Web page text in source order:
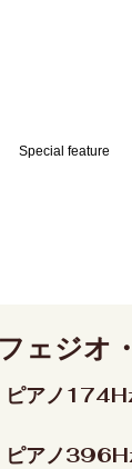
Special feature
ェジオ
ピアノ
ピアノ